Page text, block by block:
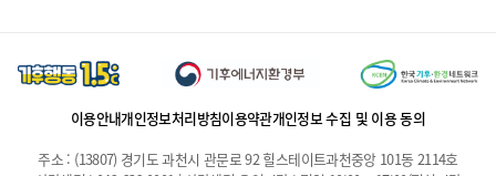
이용안내개인정보처리방침이용약관개인정보 수집 및 이용 동의
주소 : (13807) 경기도 과천시 관문로 92 힐스테이트과천중앙 101동 2114호